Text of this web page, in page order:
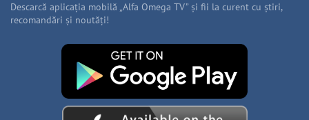
Descarcă aplicația mobilă „Alfa Omega TV” și fii la curent cu știri,
recomandări și noutăți!